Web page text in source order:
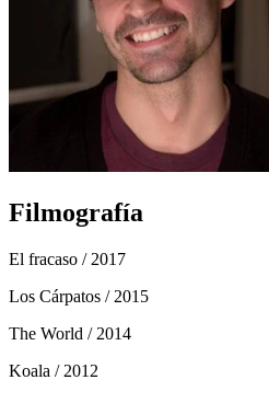
Filmografía
El fracaso / 2017
Los Cárpatos / 2015
The World / 2014
Koala / 2012